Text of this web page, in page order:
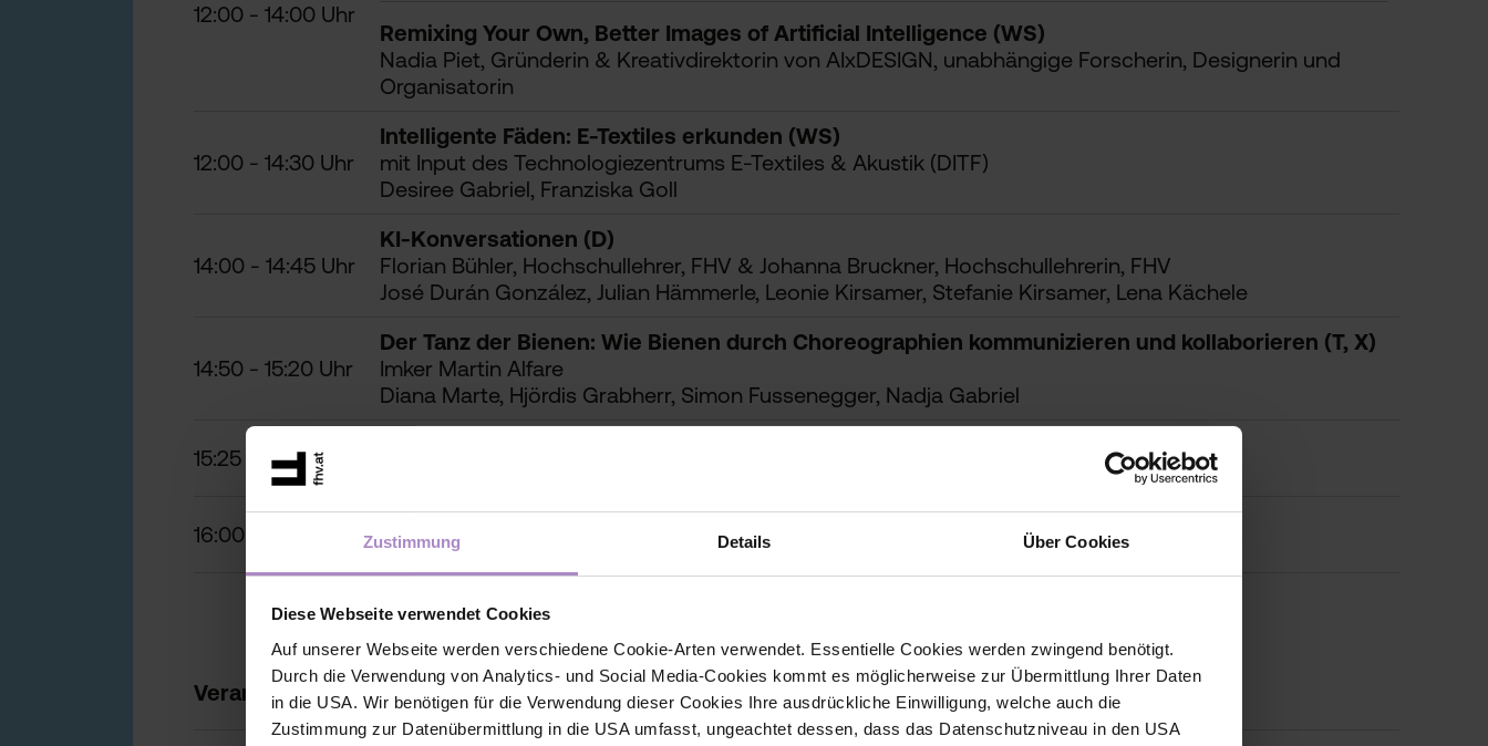
Zustimmung Details Über Cookies
Diese Webseite verwendet Cookies
Auf unserer Webseite werden verschiedene Cookie-Arten verwendet. Essentielle Cookies werden zwingend benötigt.
Durch die Verwendung von Analytics- und Social Media-Cookies kommt es möglicherweise zur Übermittlung Ihrer Daten
in die USA. Wir benötigen für die Verwendung dieser Cookies Ihre ausdrückliche Einwilligung, welche auch die
Zustimmung zur Datenübermittlung in die USA umfasst, ungeachtet dessen, dass das Datenschutzniveau in den USA
12:00 - 14:00 Uhr
Remixing Your Own, Better Images of Artificial Intelligence (WS)
Nadia Piet, Gründerin & Kreativdirektorin von AIxDESIGN, unabhängige Forscherin, Designerin und
Organisatorin
12:00 - 14:30 Uhr
Intelligente Fäden: E-Textiles erkunden (WS)
mit Input des Technologiezentrums E-Textiles & Akustik (DITF)
Desiree Gabriel, Franziska Goll
14:00 - 14:45 Uhr
KI-Konversationen (D)
Florian Bühler, Hochschullehrer, FHV & Johanna Bruckner, Hochschullehrerin, FHV
José Durán González, Julian Hämmerle, Leonie Kirsamer, Stefanie Kirsamer, Lena Kächele
14:50 - 15:20 Uhr
Der Tanz der Bienen: Wie Bienen durch Choreographien kommunizieren und kollaborieren (T, X)
Imker Martin Alfare
Diana Marte, Hjördis Grabherr, Simon Fussenegger, Nadja Gabriel
15:25 - 15:55 Uhr
16:00 Uhr
Arbeitsteilig - Die kollektive Intelligenz der Ameisen (X)
Fawad Qadire, Edeltraud Pfeiffer, Marie Hess, Dominic Kühne
Veranstaltungsort: FHV (CAMPUS V, Hochschulstraße 1)